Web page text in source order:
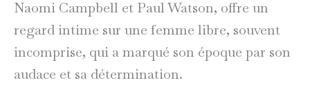
Naomi Campbell et Paul Watson, offre un
regard intime sur une femme libre, souvent
incomprise, qui a marqué son époque par son
audace et sa détermination.